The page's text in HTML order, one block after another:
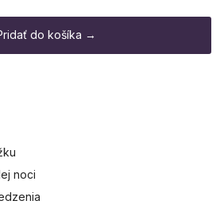
do košíka →
noci